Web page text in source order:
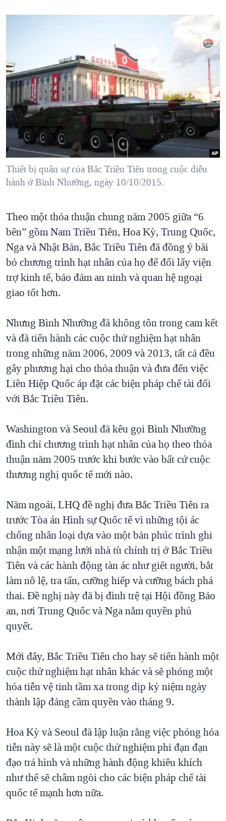
Thiết bị quân sự của Bắc Triều Tiên trong cuộc diễu
hành ở Bình Nhưỡng, ngày 10/10/2015.
​Theo một thỏa thuận chung năm 2005 giữa “6
bên” gồm Nam Triều Tiên, Hoa Kỳ, Trung Quốc,
Nga và Nhật Bản, Bắc Triều Tiên đã đồng ý bãi
bỏ chương trình hạt nhân của họ để đổi lấy viện
trợ kinh tế, bảo đảm an ninh và quan hệ ngoại
giao tốt hơn.
Nhưng Bình Nhưỡng đã không tôn trong cam kết
và đã tiến hành các cuộc thử nghiệm hạt nhân
trong những năm 2006, 2009 và 2013, tất cả đều
gây phương hại cho thỏa thuận và đưa đến việc
Liên Hiệp Quốc áp đặt các biện pháp chế tài đối
với Bắc Triều Tiên.
Washington và Seoul đã kêu gọi Bình Nhưỡng
đình chỉ chương trình hạt nhân của họ theo thỏa
thuận năm 2005 trước khi bước vào bất cứ cuộc
thương nghị quốc tế mới nào.
Năm ngoái, LHQ đề nghị đưa Bắc Triều Tiên ra
trước Tòa án Hình sự Quốc tế vì những tội ác
chống nhân loại dựa vào một bản phúc trình ghi
nhận một mạng lưới nhà tù chính trị ở Bắc Triều
Tiên và các hành động tàn ác như giết người, bắt
làm nô lệ, tra tấn, cưỡng hiếp và cưỡng bách phá
thai. Đề nghị này đã bị đình trệ tại Hội đồng Bảo
an, nơi Trung Quốc và Nga nắm quyền phủ
quyết.
Mới đây, Bắc Triều Tiên cho hay sẽ tiến hành một
cuộc thử nghiệm hạt nhân khác và sẽ phóng một
hỏa tiễn vệ tinh tầm xa trong dịp kỷ niệm ngày
thành lập đảng cầm quyền vào tháng 9.
Hoa Kỳ và Seoul đã lập luận rằng việc phóng hỏa
tiễn này sẽ là một cuộc thử nghiệm phi đạn đạn
đạo trá hình và những hành động khiêu khích
như thế sẽ châm ngòi cho các biện pháp chế tài
quốc tế mạnh hơn nữa.